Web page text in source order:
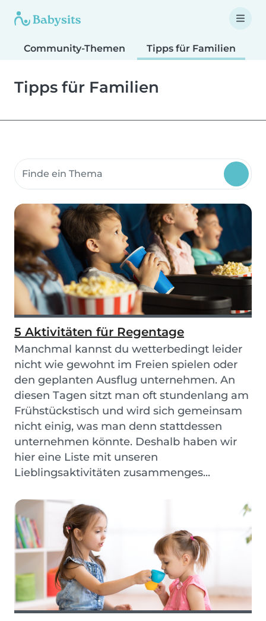
Community-Themen Tipps für Familien
Tipps für Familien
Suche Community-Themen
5 Aktivitäten für Regentage
Manchmal kannst du wetterbedingt leider
nicht wie gewohnt im Freien spielen oder
den geplanten Ausflug unternehmen. An
diesen Tagen sitzt man oft stundenlang am
Frühstückstisch und wird sich gemeinsam
nicht einig, was man denn stattdessen
unternehmen könnte. Deshalb haben wir
hier eine Liste mit unseren
Lieblingsaktivitäten zusammenges...